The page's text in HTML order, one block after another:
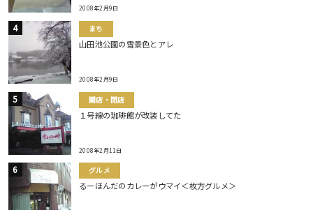
2008年2月9日
まち
山田池公園の雪景色とアレ
2008年2月9日
開店・閉店
１号線の珈琲館が改装してた
2008年2月11日
グルメ
るーほんだのカレーがウマイ＜枚方グルメ＞